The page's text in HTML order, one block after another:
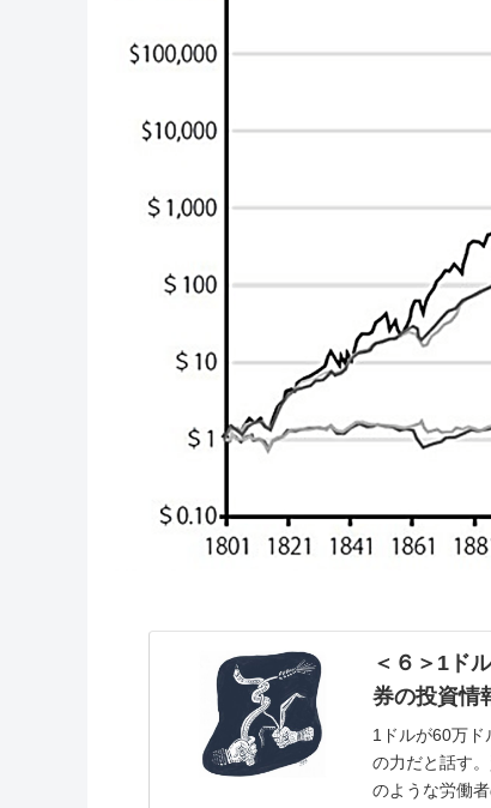
＜６＞1ド
券の投資情
1ドルが60万
の力だと話す
のような労働